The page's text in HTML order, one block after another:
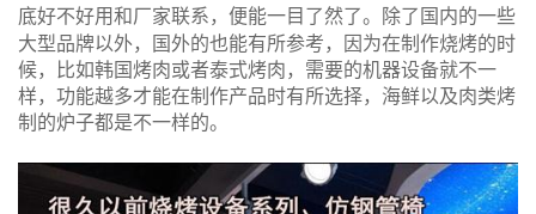
底好不好用和厂家联系，便能一目了然了。
除了国内的一些
大型品牌以外，国外的也能有所参考，因为在制作烧烤的时
候，比如韩国烤肉或者泰式烤肉，需要的机器设备就不一
样，功能越多才能在制作产品时有所选择，海鲜以及肉类烤
制的炉子都是不一样的。